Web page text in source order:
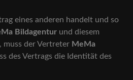
eines anderen handelt und so
Bildagentur und diesem
muss der Vertreter MeMa
des Vertrags die Identität des